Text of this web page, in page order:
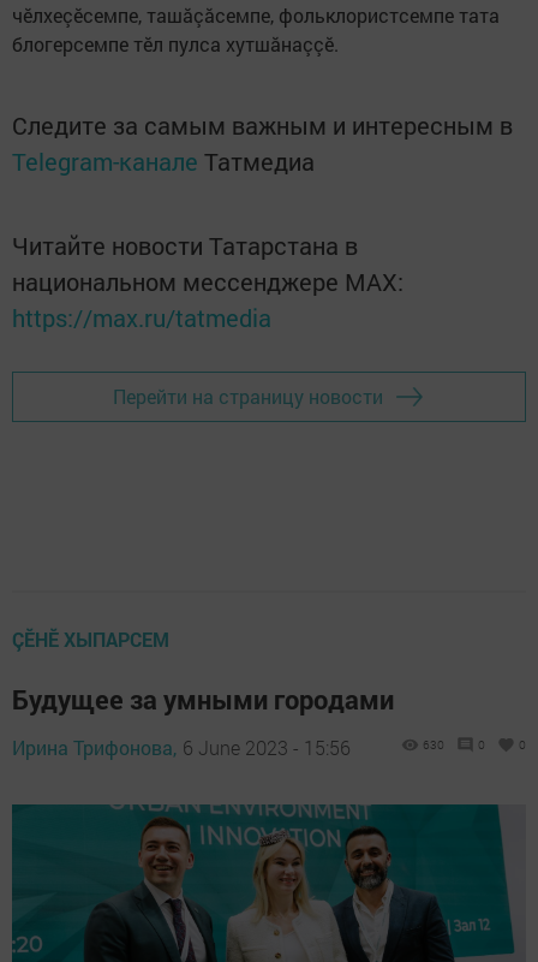
чӗлхеçӗсемпе, ташăçăсемпе, фольклористсемпе тата
блогерсемпе тӗл пулса хутшăнаççӗ.
Следите за самым важным и интересным в
Telegram-канале Татмедиа
Читайте новости Татарстана в
национальном мессенджере MАХ:
https://max.ru/tatmedia
Перейти на страницу новости
ÇӖНӖ ХЫПАРСЕМ
Будущее за умными городами
Ирина Трифонова, 6 June 2023 - 15:56 630 0 0